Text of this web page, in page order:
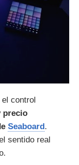
el control
precio
Seaboard.
sentido real